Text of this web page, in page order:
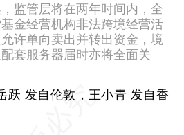
监管层将在两年时间内，全
金经营机构非法跨境经营活
许单向卖出并转出资金，境
套服务器届时亦将全面关
跃 发自伦敦，王小青 发自香